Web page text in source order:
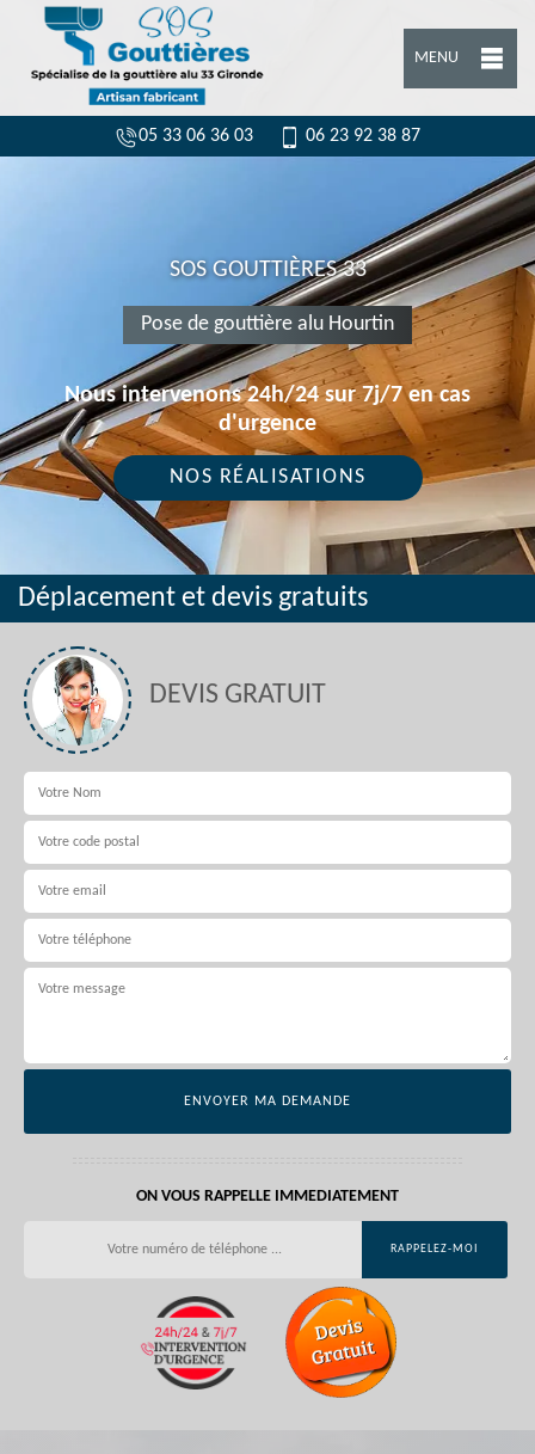
MENU
05 33 06 36 03 06 23 92 38 87
SOS GOUTTIÈRES 33
Pose de gouttière alu Hourtin
Nous intervenons 24h/24 sur 7j/7 en cas
d'urgence
NOS RÉALISATIONS
Déplacement et devis gratuits
DEVIS GRATUIT
ON VOUS RAPPELLE IMMEDIATEMENT